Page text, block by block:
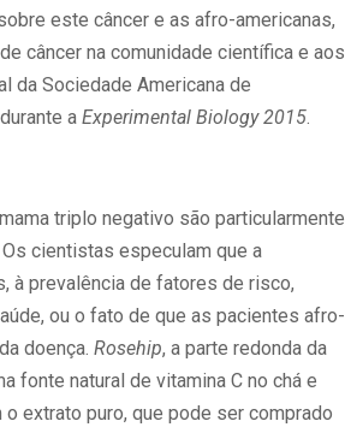
este câncer e as afro-americanas,
câncer na comunidade científica e aos
da Sociedade Americana de
a Experimental Biology 2015.
triplo negativo são particularmente
cientistas especulam que a
à prevalência de fatores de risco,
ou o fato de que as pacientes afro-
doença. Rosehip, a parte redonda da
fonte natural de vitamina C no chá e
extrato puro, que pode ser comprado